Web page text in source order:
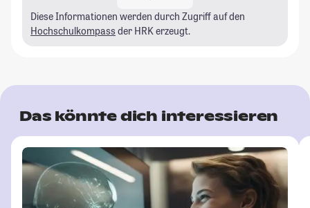
Diese Informationen werden durch Zugriff auf den
Hochschulkompass der HRK erzeugt.
Das könnte dich interessieren